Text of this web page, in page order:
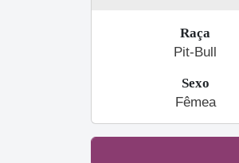
Raça
Pit-Bull
Sexo
Fêmea